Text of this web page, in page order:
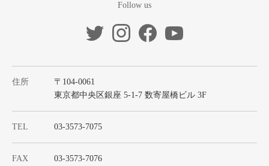
Follow us
住所
〒104-0061
東京都中央区銀座 5-1-7 数寄屋橋ビル 3F
TEL 03-3573-7075
FAX 03-3573-7076